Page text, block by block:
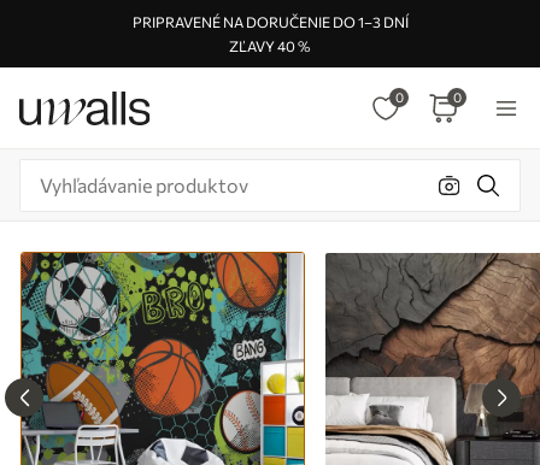
PRIPRAVENÉ NA DORUČENIE DO 1–3 DNÍ
ZĽAVY 40 %
0 0